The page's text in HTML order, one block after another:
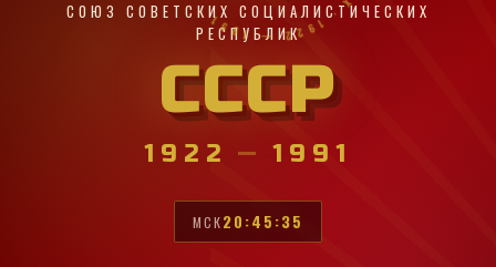
СОЮЗ СОВЕТСКИХ СОЦИАЛИСТИЧЕСКИХ
РЕСПУБЛИК
СССР
1922 — 1991
МСК20:45:36